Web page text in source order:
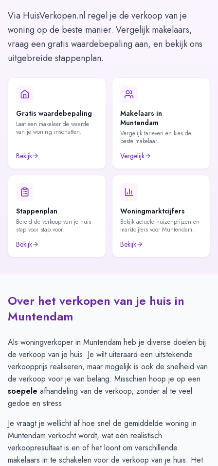
Via HuisVerkopen.nl regel je de verkoop van je
woning op de beste manier. Vergelijk makelaars,
vraag een gratis waardebepaling aan, en bekijk ons
uitgebreide stappenplan.
Gratis waardebepaling
Laat een makelaar de waarde
van je woning inschatten.
Bekijk
Makelaars in
Muntendam
Vergelijk tarieven en kies de
beste makelaar.
Vergelijk
Stappenplan
Bereid de verkoop van je huis
stap voor stap voor.
Bekijk
Woningmarktcijfers
Bekijk actuele huizenprijzen en
marktcijfers voor Muntendam.
Bekijk
Over het verkopen van je huis in
Muntendam
Als woningverkoper in Muntendam heb je diverse doelen bij
de verkoop van je huis. Je wilt uiteraard een uitstekende
verkoopprijs realiseren, maar mogelijk is ook de snelheid van
de verkoop voor je van belang. Misschien hoop je op een
soepele afhandeling van de verkoop, zonder al te veel
gedoe en stress.
Je vraagt je wellicht af hoe snel de gemiddelde woning in
Muntendam verkocht wordt, wat een realistisch
verkoopresultaat is en of het loont om verschillende
makelaars in te schakelen voor de verkoop van je huis. Het